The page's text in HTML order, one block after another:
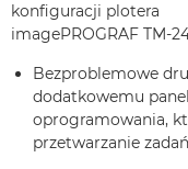
konfiguracji plotera
imagePROGRAF TM-
Bezproblemowe
dodatkowemu
oprogramowania,
przetwarzanie